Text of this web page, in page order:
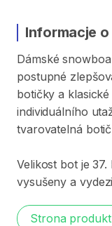
Informacje
Dámské
postupné
botičky a klasické
individuálního
tvarovatelná
Velikost bot je 37.
vysušeny a
Strona